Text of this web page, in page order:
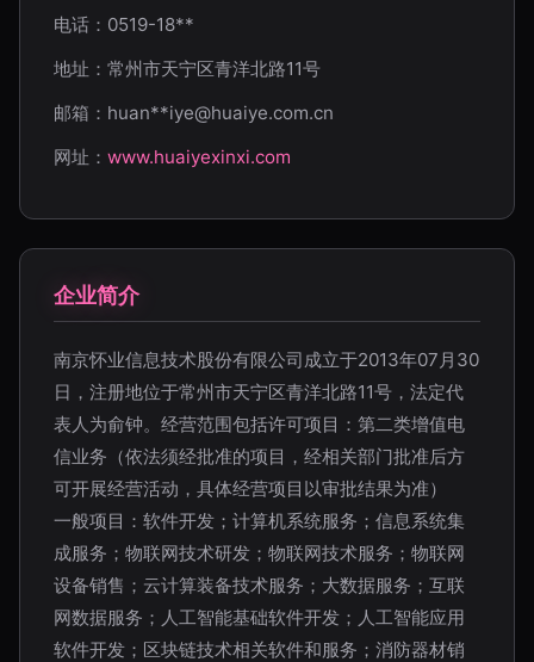
电话：0519-18**
地址：常州市天宁区青洋北路11号
邮箱：huan**iye@huaiye.com.cn
网址： www.huaiyexinxi.com
企业简介
南京怀业信息技术股份有限公司成立于2013年07月30
日，注册地位于常州市天宁区青洋北路11号，法定代
表人为俞钟。经营范围包括许可项目：第二类增值电
信业务（依法须经批准的项目，经相关部门批准后方
可开展经营活动，具体经营项目以审批结果为准）
一般项目：软件开发；计算机系统服务；信息系统集
成服务；物联网技术研发；物联网技术服务；物联网
设备销售；云计算装备技术服务；大数据服务；互联
网数据服务；人工智能基础软件开发；人工智能应用
软件开发；区块链技术相关软件和服务；消防器材销